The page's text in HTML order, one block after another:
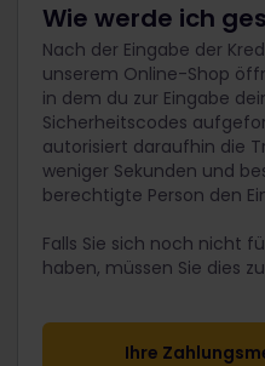
Wie werde ich
Nach der Eingabe der
unserem Online-Shop
in dem du zur Eingabe
Sicherheitscodes
autorisiert daraufhin die
weniger Sekunden und
berechtigte Person den
Falls Sie sich noch nicht
haben, müssen Sie dies
Ihre